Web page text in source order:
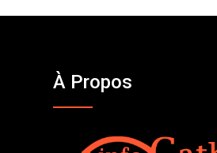
À Propos